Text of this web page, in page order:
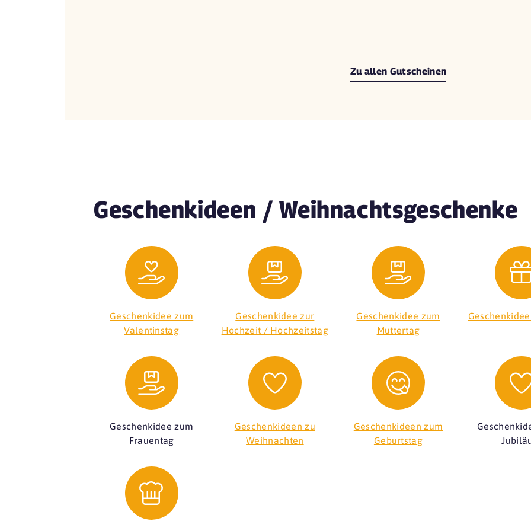
Zu allen Gutscheinen
Geschenkideen / Weihnachtsgeschenke
Geschenkidee zum
Valentinstag
Geschenkidee zur
Hochzeit / Hochzeitstag
Geschenkidee zum
Muttertag
Geschenkidee zum
Frauentag
Geschenkideen zu
Weihnachten
Geschenkideen zum
Geburtstag